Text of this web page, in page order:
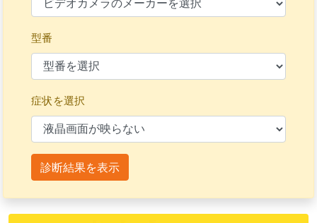
型番
症状を選択
診断結果を表示